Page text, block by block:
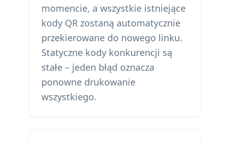
momencie, a wszystkie istniejące
kody QR zostaną automatycznie
przekierowane do nowego linku.
Statyczne kody konkurencji są
stałe – jeden błąd oznacza
ponowne drukowanie
wszystkiego.